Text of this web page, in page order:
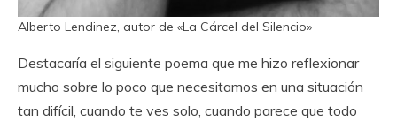
Alberto Lendinez, autor de «La Cárcel del Silencio»
Destacaría el siguiente poema que me hizo reflexionar
mucho sobre lo poco que necesitamos en una situación
tan difícil, cuando te ves solo, cuando parece que todo